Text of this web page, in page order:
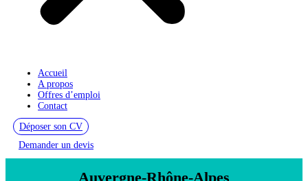
Accueil
A propos
Offres d’emploi
Contact
Déposer son CV
Demander un devis
Auvergne-Rhône-Alpes